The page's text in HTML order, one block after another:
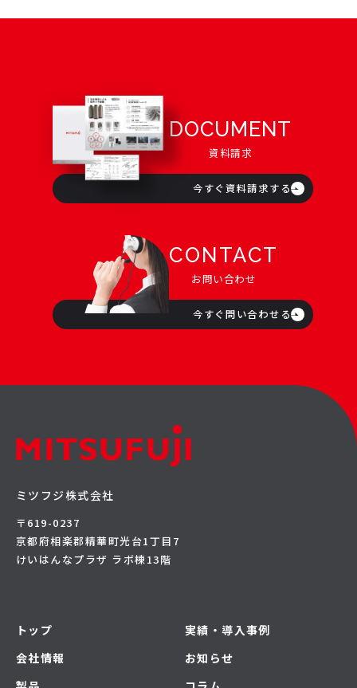
DOCUMENT
資料請求
今すぐ資料請求する
CONTACT
お問い合わせ
今すぐ問い合わせる
ミツフジ株式会社
〒619-0237
京都府相楽郡精華町光台1丁目7
けいはんなプラザ ラボ棟13階
トップ
会社情報
実績・導入事例
お知らせ